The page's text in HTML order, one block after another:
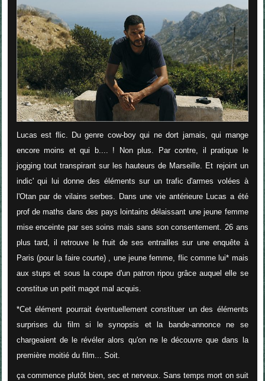
Lucas est flic. Du genre cow-boy qui ne dort jamais, qui mange
encore moins et qui b.... ! Non plus. Par contre, il pratique le
jogging tout transpirant sur les hauteurs de Marseille. Et rejoint un
indic' qui lui donne des éléments sur un trafic d'armes volées à
l'Otan par de vilains serbes. Dans une vie antérieure Lucas a été
prof de maths dans des pays lointains délaissant une jeune femme
mise enceinte par ses soins mais sans son consentement. 26 ans
plus tard, il retrouve le fruit de ses entrailles sur une enquête à
Paris (pour la faire courte) , une jeune femme, flic comme lui* mais
aux stups et sous la coupe d'un patron ripou grâce auquel elle se
constitue un petit magot mal acquis.
*Cet élément pourrait éventuellement constituer un des éléments
surprises du film si le synopsis et la bande-annonce ne se
chargeaient de le révéler alors qu'on ne le découvre que dans la
première moitié du film... Soit.
ça commence plutôt bien, sec et nerveux. Sans temps mort on suit